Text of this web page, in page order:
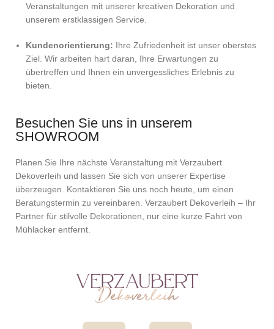
Veranstaltungen mit unserer kreativen Dekoration und
unserem erstklassigen Service.
Kundenorientierung: Ihre Zufriedenheit ist unser oberstes
Ziel. Wir arbeiten hart daran, Ihre Erwartungen zu
übertreffen und Ihnen ein unvergessliches Erlebnis zu
bieten.
Besuchen Sie uns in unserem
SHOWROOM
Planen Sie Ihre nächste Veranstaltung mit Verzaubert
Dekoverleih und lassen Sie sich von unserer Expertise
überzeugen. Kontaktieren Sie uns noch heute, um einen
Beratungstermin zu vereinbaren. Verzaubert Dekoverleih – Ihr
Partner für stilvolle Dekorationen, nur eine kurze Fahrt von
Mühlacker entfernt.